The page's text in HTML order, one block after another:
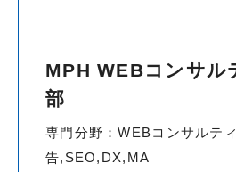
MPH WEBコンサル
部
専門分野：WEBコンサルテ
告,SEO,DX,MA